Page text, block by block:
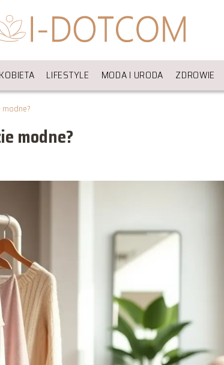
KOBIETA LIFESTYLE MODA I URODA ZDROWIE
modne?